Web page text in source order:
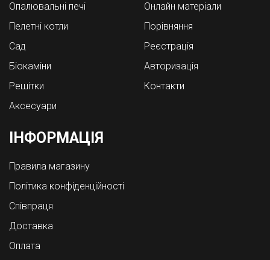
Опалювальні печі
Пелетні котли
Cад
Біокаміни
Решітки
Аксесуари
Онлайн матеріали
Порівняння
Реєстрація
Авторизація
Контакти
ІНФОРМАЦІЯ
Правила магазину
Політика конфіденційності
Співпраця
Доставка
Оплата